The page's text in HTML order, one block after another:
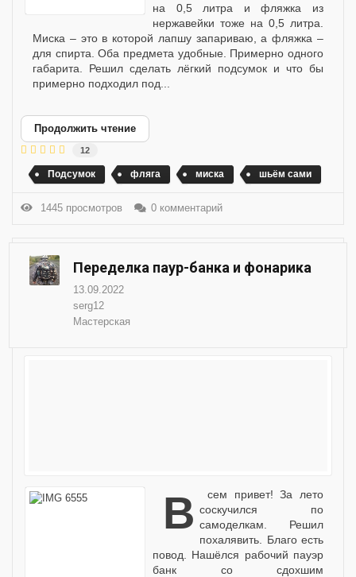
на 0,5 литра и фляжка из
нержавейки тоже на 0,5 литра.
Миска – это в которой лапшу запариваю, а фляжка –
для спирта. Оба предмета удобные. Примерно одного
габарита. Решил сделать лёгкий подсумок и что бы
примерно подходил под...
Продолжить чтение
12
Подсумок фляга миска шьём сами
1445 просмотров 0 комментарий
Переделка паур-банка и фонарика
13.09.2022
serg12
Мастерская
Всем привет! За лето соскучился по
самоделкам. Решил
похалявить. Благо есть
повод. Нашёлся рабочий пауэр
банк со сдохшим